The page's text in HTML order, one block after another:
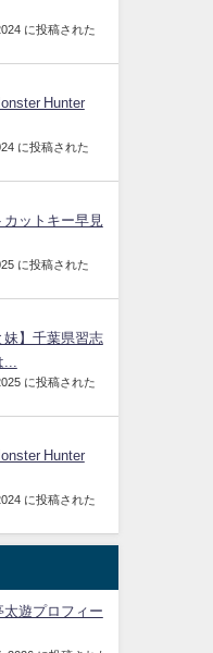
に投稿された
Hunter
に投稿された
カットキー早見
に投稿された
妹】千葉県習志
に投稿された
Hunter
に投稿された
太遊プロフィー